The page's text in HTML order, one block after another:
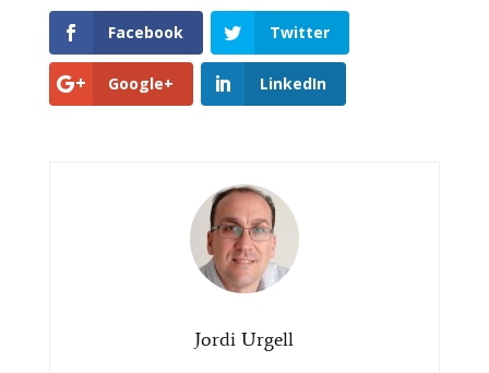
Facebook Twitter
Google+ LinkedIn
Jordi Urgell